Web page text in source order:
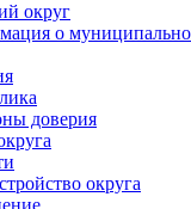
округ
о
доверия
округа